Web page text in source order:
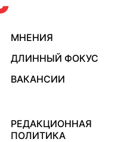
МНЕНИЯ
ДЛИННЫЙ ФОКУС
ВАКАНСИИ
РЕДАКЦИОННАЯ
ПОЛИТИКА